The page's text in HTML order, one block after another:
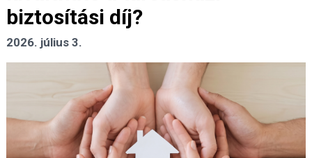
biztosítási díj?
2026. július 3.